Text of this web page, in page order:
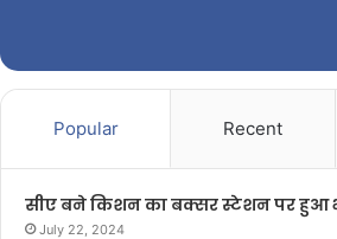
Popular Recent
सीए बने किशन का बक्सर स्टेशन पर हुआ
July 22, 2024